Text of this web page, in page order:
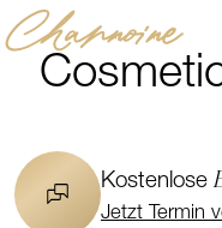
Channoine
Kostenlose
Jetzt Termin